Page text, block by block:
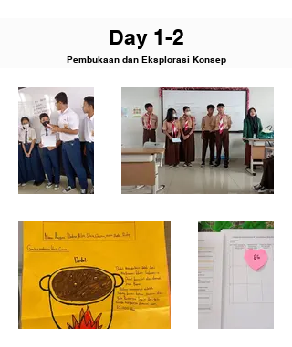
Day 1-2
Pembukaan dan Eksplorasi Konsep